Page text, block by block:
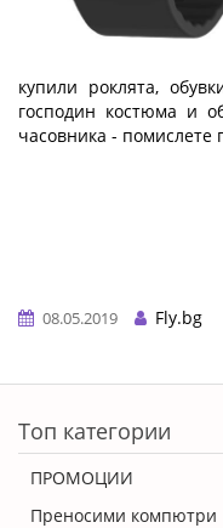
Смарт часовник за
подарък за
24 май приближава
купили роклята,
господин костюма и
часовника -
08.05.2019
Fly.bg
Топ категории
ПРОМОЦИИ
Преносими компютри